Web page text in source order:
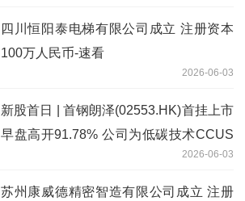
四川恒阳泰电梯有限公司成立 注册资本
100万人民币-速看
2026-06-03
新股首日 | 首钢朗泽(02553.HK)首挂上市
早盘高开91.78% 公司为低碳技术CCUS
2026-06-03
苏州康威德精密智造有限公司成立 注册